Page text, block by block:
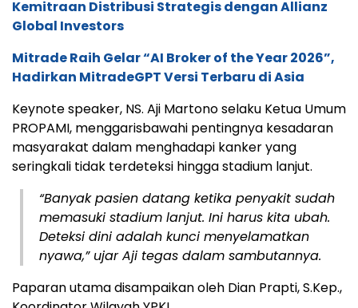
Kemitraan Distribusi Strategis dengan Allianz
Global Investors
Mitrade Raih Gelar “AI Broker of the Year 2026”,
Hadirkan MitradeGPT Versi Terbaru di Asia
Keynote speaker, NS. Aji Martono selaku Ketua Umum
PROPAMI, menggarisbawahi pentingnya kesadaran
masyarakat dalam menghadapi kanker yang
seringkali tidak terdeteksi hingga stadium lanjut.
“Banyak pasien datang ketika penyakit sudah
memasuki stadium lanjut. Ini harus kita ubah.
Deteksi dini adalah kunci menyelamatkan
nyawa,” ujar Aji tegas dalam sambutannya.
Paparan utama disampaikan oleh Dian Prapti, S.Kep.,